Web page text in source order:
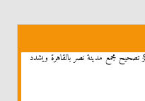
تصحيح مجمع مدينة نصر بالقاهرة ويشدد